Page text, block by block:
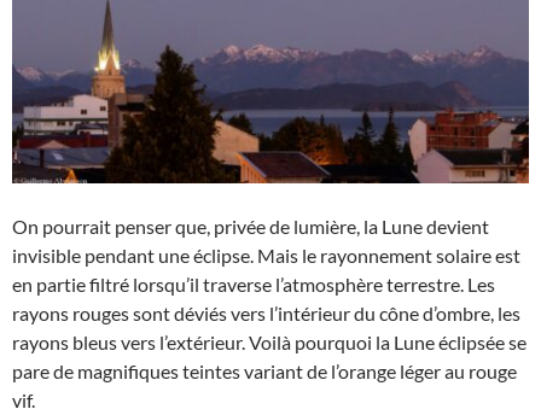
On pourrait penser que, privée de lumière, la Lune devient
invisible pendant une éclipse. Mais le rayonnement solaire est
en partie filtré lorsqu’il traverse l’atmosphère terrestre. Les
rayons rouges sont déviés vers l’intérieur du cône d’ombre, les
rayons bleus vers l’extérieur. Voilà pourquoi la Lune éclipsée se
pare de magnifiques teintes variant de l’orange léger au rouge
vif.